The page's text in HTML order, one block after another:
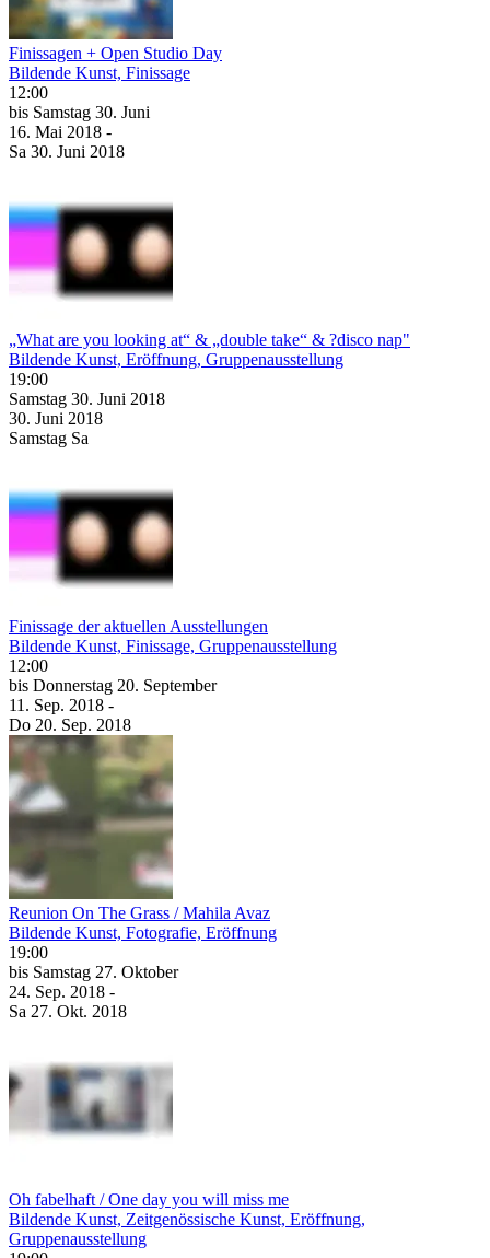
Finissagen + Open Studio Day
Bildende Kunst, Finissage
12:00
bis Samstag 30. Juni
16. Mai 2018 -
Sa 30. Juni 2018
„What are you looking at“ & „double take“ & ?disco nap"
Bildende Kunst, Eröffnung, Gruppenausstellung
19:00
Samstag 30. Juni 2018
30. Juni 2018
Samstag Sa
Finissage der aktuellen Ausstellungen
Bildende Kunst, Finissage, Gruppenausstellung
12:00
bis Donnerstag 20. September
11. Sep. 2018 -
Do 20. Sep. 2018
Reunion On The Grass / Mahila Avaz
Bildende Kunst, Fotografie, Eröffnung
19:00
bis Samstag 27. Oktober
24. Sep. 2018 -
Sa 27. Okt. 2018
Oh fabelhaft / One day you will miss me
Bildende Kunst, Zeitgenössische Kunst, Eröffnung,
Gruppenausstellung